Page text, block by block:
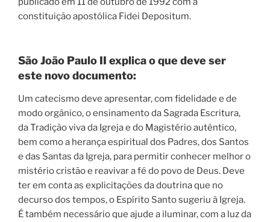
constituição apostólica Fidei Depositum.
São João Paulo II explica o que deve ser
este novo documento:
Um catecismo deve apresentar, com fidelidade e de
modo orgânico, o ensinamento da Sagrada Escritura,
da Tradição viva da Igreja e do Magistério autêntico,
bem como a herança espiritual dos Padres, dos Santos
e das Santas da Igreja, para permitir conhecer melhor o
mistério cristão e reavivar a fé do povo de Deus. Deve
ter em conta as explicitações da doutrina que no
decurso dos tempos, o Espírito Santo sugeriu à Igreja.
É também necessário que ajude a iluminar, com a luz da